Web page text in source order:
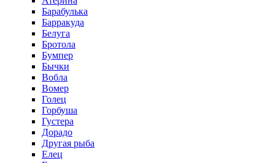
Барабулька
Барракуда
Белуга
Бротола
Бумпер
Бычки
Вобла
Вомер
Голец
Горбуша
Густера
Дорадо
Другая рыба
Елец